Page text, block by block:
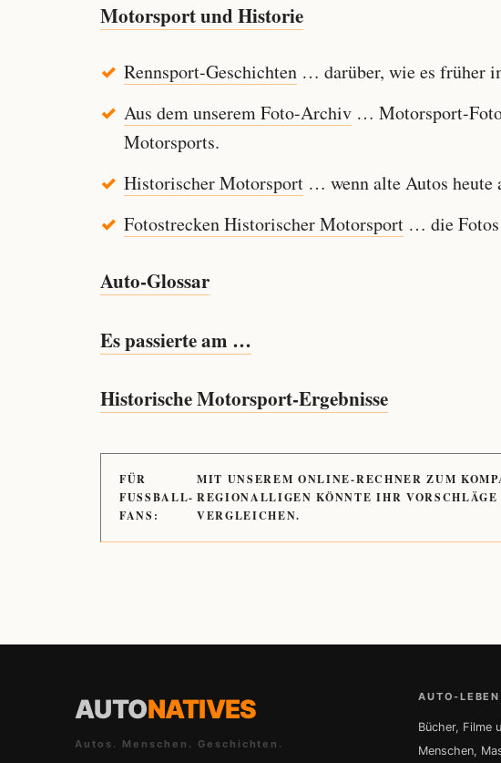
Motorsport und Historie
Rennsport-Geschichten… darüber, wie es früher
Aus dem unserem Foto-Archiv… Motorsport-
Motorsports.
Historischer Motorsport… wenn alte Autos heute
Fotostrecken Historischer Motorsport… die Fotos
Auto-Glossar
Es passierte am …
Historische Motorsport-Ergebnisse
FÜR
FUSSBALL-
FANS:
MIT UNSEREM ONLINE-RECHNER ZUM
REGIONALLIGEN KÖNNTE IHR
VERGLEICHEN.
AUTONATIVES
Autos. Menschen. Geschichten.
AUTO-LEBEN
Bücher, Filme
Menschen,